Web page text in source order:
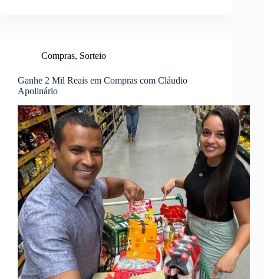
Compras, Sorteio
Ganhe 2 Mil Reais em Compras com Cláudio
Apolinário